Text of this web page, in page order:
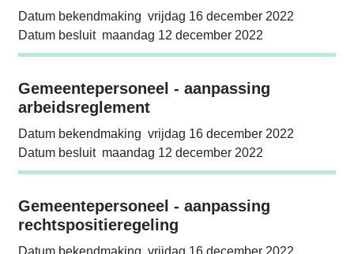
Datum bekendmaking vrijdag 16 december 2022
Datum besluit maandag 12 december 2022
Gemeentepersoneel - aanpassing
Gemeentepersoneel - aanpassing
arbeidsreglement
Datum bekendmaking vrijdag 16 december 2022
Datum besluit maandag 12 december 2022
Gemeentepersoneel - aanpassing
Gemeentepersoneel - aanpassing
rechtspositieregeling